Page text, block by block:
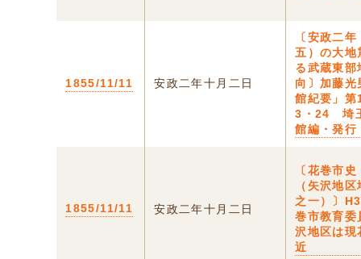
1855/11/11 安政二年十月二日
〔安政二
五）の大地
る武蔵東部
向〕加藤光
館紀要」
3・24 埼
館編・発行
1855/11/11 安政二年十月二日
〔花巻市
（矢沢地
之一）〕
巻市教育委
沢地区は現
近